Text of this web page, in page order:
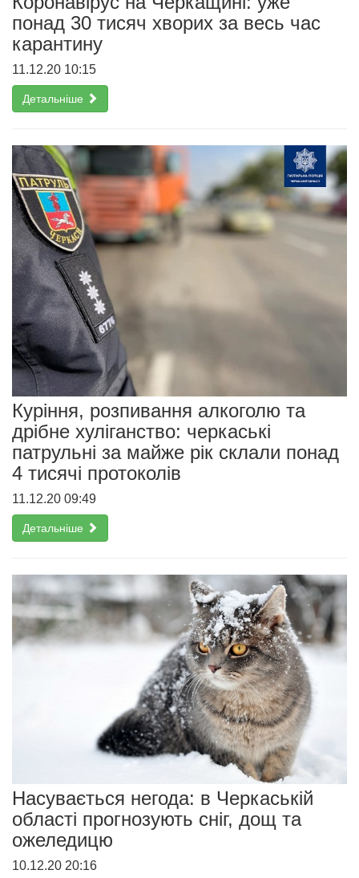
понад 30 тисяч хворих за весь час
карантину
11.12.20 10:15
Детальніше
Куріння, розпивання алкоголю та
дрібне хуліганство: черкаські
патрульні за майже рік склали понад
4 тисячі протоколів
11.12.20 09:49
Детальніше
Насувається негода: в Черкаській
області прогнозують сніг, дощ та
ожеледицю
10.12.20 20:16